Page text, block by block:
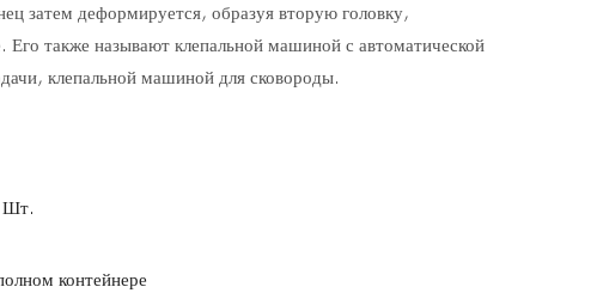
затем деформируется, образуя вторую головку,
также называют клепальной машиной с автоматической
клепальной машиной для сковороды.
контейнере